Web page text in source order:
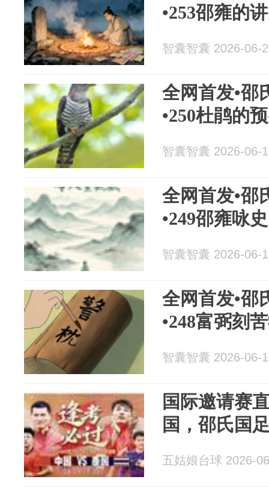
•253邵雍的
智囊智囊 2026-06-
全网首发•邵
•250杜鹃的
智囊智囊 2026-06-
全网首发•邵
•249邵雍咏史
智囊智囊 2026-06-
全网首发•邵
•248富弼刻
智囊智囊 2026-06-
国际邀请赛
国，邵氏国
五姑娘台球 2026-